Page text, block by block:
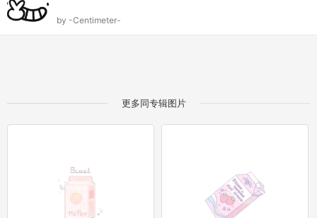
by -Centimeter-
更多同专辑图片